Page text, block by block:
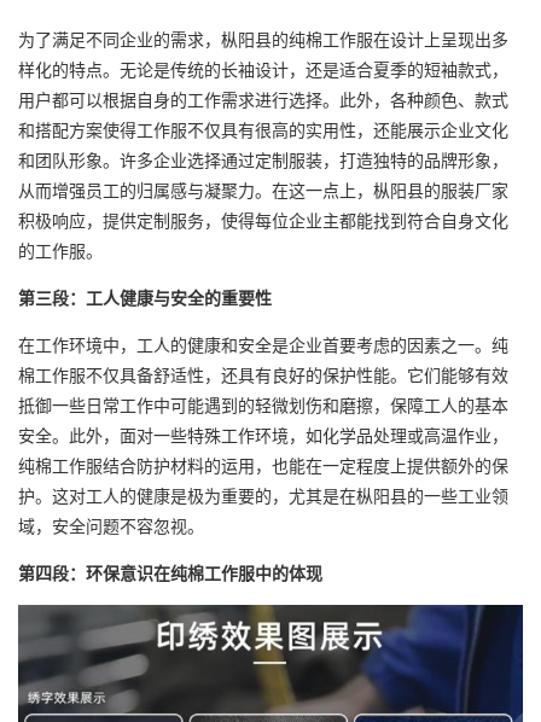
为了满足不同企业的需求，枞阳县的纯棉工作服在设计上呈现出多
样化的特点。无论是传统的长袖设计，还是适合夏季的短袖款式，
用户都可以根据自身的工作需求进行选择。此外，各种颜色、款式
和搭配方案使得工作服不仅具有很高的实用性，还能展示企业文化
和团队形象。许多企业选择通过定制服装，打造独特的品牌形象，
从而增强员工的归属感与凝聚力。在这一点上，枞阳县的服装厂家
积极响应，提供定制服务，使得每位企业主都能找到符合自身文化
的工作服。
第三段：工人健康与安全的重要性
在工作环境中，工人的健康和安全是企业首要考虑的因素之一。纯
棉工作服不仅具备舒适性，还具有良好的保护性能。它们能够有效
抵御一些日常工作中可能遇到的轻微划伤和磨擦，保障工人的基本
安全。此外，面对一些特殊工作环境，如化学品处理或高温作业，
纯棉工作服结合防护材料的运用，也能在一定程度上提供额外的保
护。这对工人的健康是极为重要的，尤其是在枞阳县的一些工业领
域，安全问题不容忽视。
第四段：环保意识在纯棉工作服中的体现